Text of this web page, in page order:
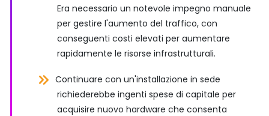
Era necessario un notevole impegno manuale
per gestire l'aumento del traffico, con
conseguenti costi elevati per aumentare
rapidamente le risorse infrastrutturali.
Continuare con un'installazione in sede
richiederebbe ingenti spese di capitale per
acquisire nuovo hardware che consenta